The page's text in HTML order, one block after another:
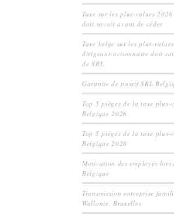
Taxe sur les plus-values
doit savoir avant de céder
Taxe belge sur les plus-
dirigeant-actionnaire doit
de SRL
Garantie de passif SRL
Top 5 pièges de la taxe plus-
Belgique 2026
Top 5 pièges de la taxe plus-
Belgique 2026
Motivation des employés lors
Belgique
Transmission entreprise
Wallonie, Bruxelles